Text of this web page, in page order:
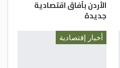
الأردن بآفاق اقتصادية
جديدة
أخبار إقتصادية